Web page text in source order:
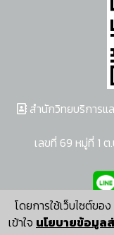
โดยการใช้เว็บไซต์ขอ
เข้าใจ นโยบายข้อมูล
สำนักวิทยบริการแ
เลขที่ 69 หมู่ที่ 1
ผู้พั